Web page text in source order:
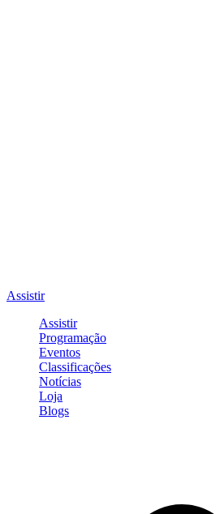
Assistir
Assistir
Programação
Eventos
Classificações
Notícias
Loja
Blogs